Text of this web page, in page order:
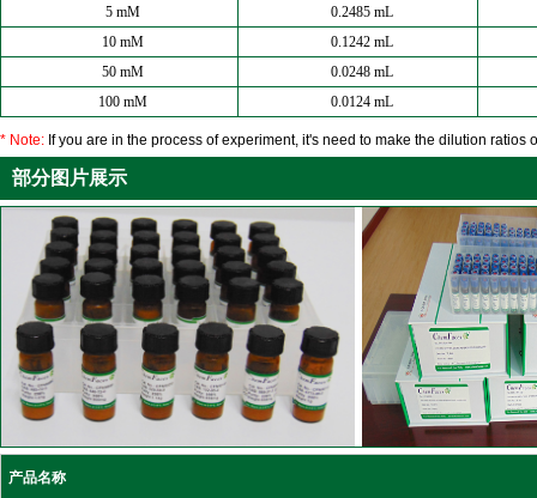
5 mM
0.2485 mL
10 mM
0.1242 mL
50 mM
0.0248 mL
100 mM
0.0124 mL
* Note: If you are in the process of experiment, it's need to make the dilution
部分图片展示
产品名称